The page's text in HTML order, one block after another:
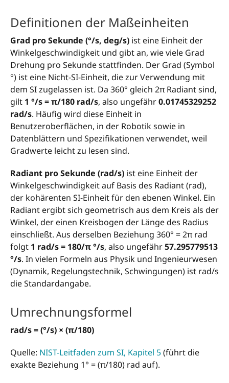
Definitionen der Maßeinheiten
Grad pro Sekunde (°/s, deg/s) ist eine Einheit der
Winkelgeschwindigkeit und gibt an, wie viele Grad
Drehung pro Sekunde stattfinden. Der Grad (Symbol
°) ist eine Nicht-SI-Einheit, die zur Verwendung mit
dem SI zugelassen ist. Da 360° gleich 2π Radiant sind,
gilt 1 °/s = π/180 rad/s, also ungefähr0.01745329252
rad/s. Häufig wird diese Einheit in
Benutzeroberflächen, in der Robotik sowie in
Datenblättern und Spezifikationen verwendet, weil
Gradwerte leicht zu lesen sind.
Radiant pro Sekunde (rad/s) ist eine Einheit der
Winkelgeschwindigkeit auf Basis des Radiant (rad),
der kohärenten SI-Einheit für den ebenen Winkel. Ein
Radiant ergibt sich geometrisch aus dem Kreis als der
Winkel, der einen Kreisbogen der Länge des Radius
einschließt. Aus derselben Beziehung 360° = 2π rad
folgt 1 rad/s = 180/π °/s, also ungefähr57.295779513
°/s. In vielen Formeln aus Physik und Ingenieurwesen
(Dynamik, Regelungstechnik, Schwingungen) ist rad/s
die Standardangabe.
Umrechnungsformel
rad/s = (°/s) × (π/180)
Quelle: NIST-Leitfaden zum SI, Kapitel 5(führt die
exakte Beziehung 1° = (π/180) rad auf).